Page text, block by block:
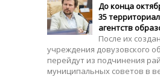
До конца
35
агентств
После их
учреждения довузовского
перейдут из подчинения
муниципальных советов в